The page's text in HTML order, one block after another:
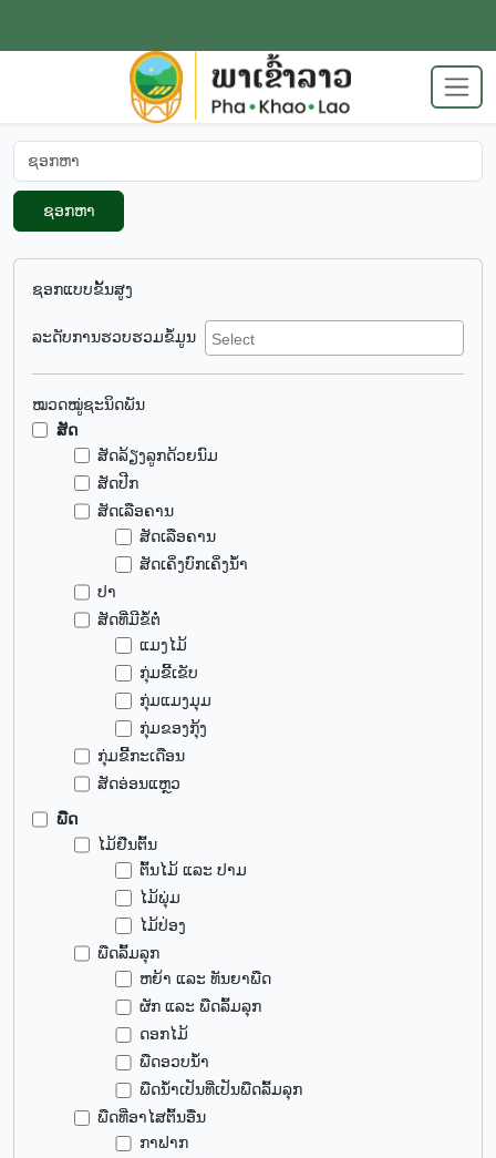
ຊອກຫາ
ຊອກແບບຂັ້ນສູງ
ລະດັບການຮວບຮວມຂໍ້ມູນ
ໝວດໝູ່ຊະນິດພັນ
ສັດ
ສັດລ້ຽງລູກດ້ວຍນົມ
ສັດປີກ
ສັດເລືອຄານ
ສັດເລືອຄານ
ສັດເຄິ່ງບົກເຄິ່ງນ້ຳ
ປາ
ສັດທີ່ມີຂໍ້ຕໍ່
ແມງໄມ້
ກຸ່ມຂີ້ເຂັບ
ກຸ່ມແມງມຸມ
ກຸ່ມຂອງກຸ້ງ
ກຸ່ມຂີ້ກະເດືອນ
ສັດອ່ອນແຫຼວ
ພືດ
ໄມ້ຢືນຕົ້ນ
ຕົ້ນໄມ້ ແລະ ປາມ
ໄມ້ພຸ່ມ
ໄມ້ປ່ອງ
ພືດລົ້ມລຸກ
ຫຍ້າ ແລະ ທັນຍາພືດ
ຜັກ ແລະ ພືດລົ້ມລຸກ
ດອກໄມ້
ພືດອວບນ້ຳ
ພືດນ້ຳເປັນທີ່ເປັນພືດລົ້ມລຸກ
ພືດທີ່ອາໄສຕົ້ນອື່ນ
ກາຟາກ